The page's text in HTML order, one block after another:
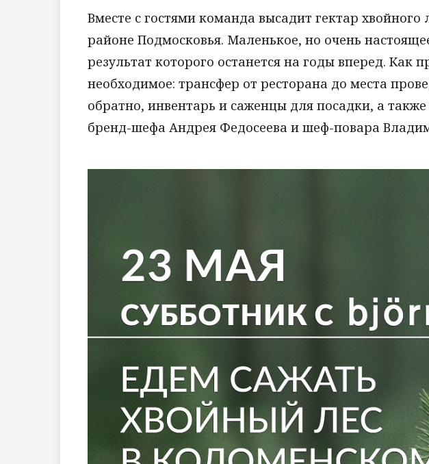
Вместе с гостями команда высадит гектар хвойного
районе Подмосковья. Маленькое, но очень
результат которого останется на годы вперед. Как
необходимое: трансфер от ресторана до места
обратно, инвентарь и саженцы для посадки, а
бренд-шефа Андрея Федосеева и шеф-повара